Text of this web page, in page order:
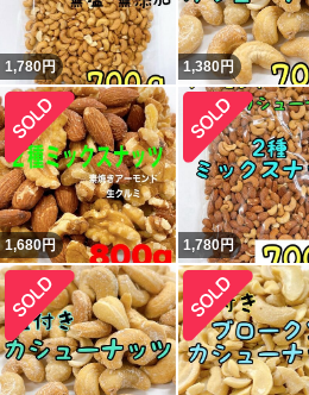
1,780円 1,380円
1,680円 1,780円